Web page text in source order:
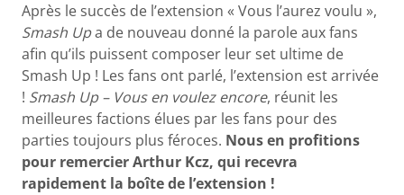
Après le succès de l’extension « Vous l’aurez voulu »,
Smash Upa de nouveau donné la parole aux fans
afin qu’ils puissent composer leur set ultime de
Smash Up ! Les fans ont parlé, l’extension est arrivée
! Smash Up – Vous en voulez encore, réunit les
meilleures factions élues par les fans pour des
parties toujours plus féroces. Nous en profitions
pour remercier Arthur Kcz, qui recevra
rapidement la boîte de l’extension !